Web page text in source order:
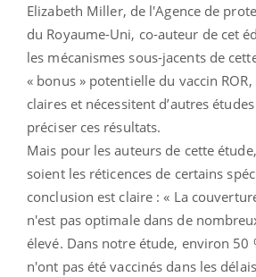
Elizabeth Miller, de l'Agence de
du Royaume-Uni, co-auteur de cet
les mécanismes sous-jacents de
« bonus » potentielle du vaccin
claires et nécessitent d’autres
préciser ces résultats.
Mais pour les auteurs de cette
soient les réticences de certains
conclusion est claire : « La
n'est pas optimale dans de
élevé. Dans notre étude, environ 50
n'ont pas été vaccinés dans les